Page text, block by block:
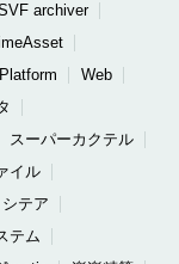
archiver
Web
スーパーカクテル
イル
シテア
テム